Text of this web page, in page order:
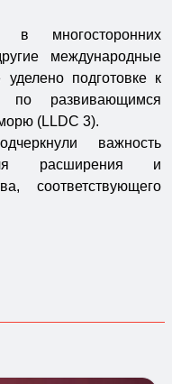
в многосторонних
международные
подготовке к
развивающимся
(LLDC 3).
важность
расширения и
соответствующего